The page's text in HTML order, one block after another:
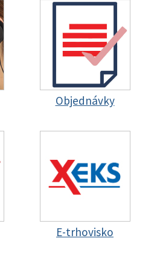
Objednávky
E-trhovisko